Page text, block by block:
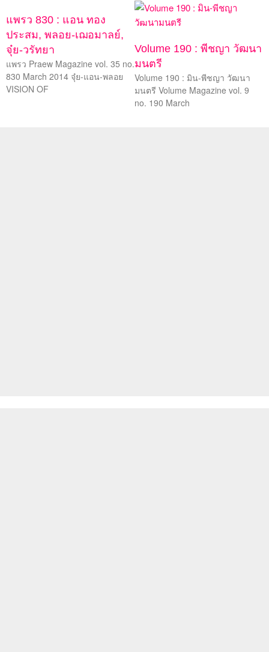
แพรว 830 : แอน ทอง
ประสม, พลอย-เฌอมาลย์,
จุ๋ย-วรัทยา
แพรว Praew Magazine vol. 35 no.
830 March 2014 จุ๋ย-แอน-พลอย
VISION OF
Volume 190 : พีชญา วัฒนา
มนตรี
Volume 190 : มิน-พีชญา วัฒนา
มนตรี Volume Magazine vol. 9
no. 190 March